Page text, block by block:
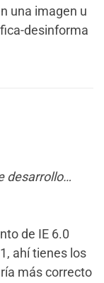
una imagen u
desinforma
desarrollo…
de IE 6.0
ahí tienes los
más correcto